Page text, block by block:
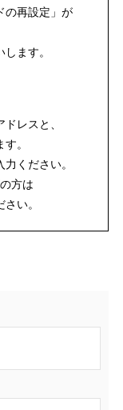
の再設定」が
ます。
レスと、
。
ください。
方は
い。